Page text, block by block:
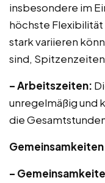
insbesondere im
höchste
stark variieren
sind,
– Arbeitszeiten:
unregelmäßig und
die
–